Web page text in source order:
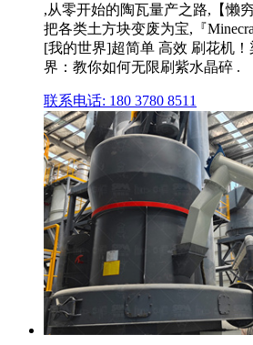
,从零开始的陶瓦量产之路,【懒
把各类土方块变废为宝,『
[我的世界]超简单 高效 刷花机
界：教你如何无限刷紫水晶碎 .
联系电话: 180 3780 8511